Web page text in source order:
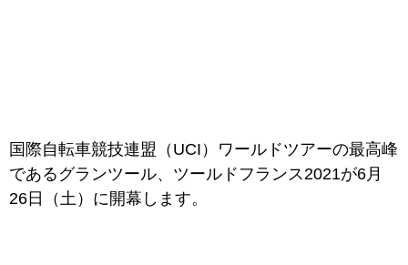
国際自転車競技連盟（UCI）ワールドツアーの最高峰
であるグランツール、ツールドフランス2021が6月
26日（土）に開幕します。